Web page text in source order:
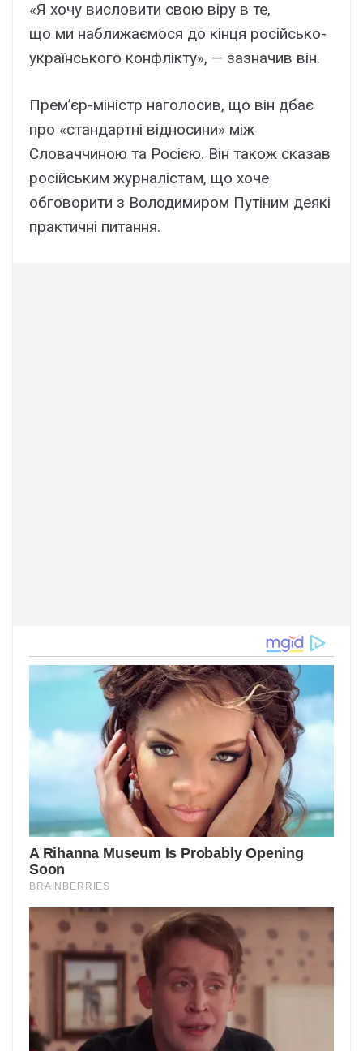
«Я хочу висловити свою віру в те,
що ми наближаємося до кінця російсько-
українського конфлікту», — зазначив він.
Прем’єр-міністр наголосив, що він дбає
про «стандартні відносини» між
Словаччиною та Росією. Він також сказав
російським журналістам, що хоче
обговорити з Володимиром Путіним деякі
практичні питання.